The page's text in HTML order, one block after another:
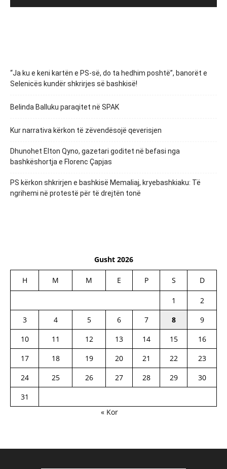
“Ja ku e keni kartën e PS-së, do ta hedhim poshtë”, banorët e
Selenicës kundër shkrirjes së bashkisë!
Belinda Balluku paraqitet në SPAK
Kur narrativa kërkon të zëvendësojë qeverisjen
Dhunohet Elton Qyno, gazetari goditet në befasi nga
bashkëshortja e Florenc Çapjas
PS kërkon shkrirjen e bashkisë Memaliaj, kryebashkiaku: Të
ngrihemi në protestë për të drejtën tonë
Gusht 2026
H M M E P S D
1
2
3
4 5 6 7 8
9
10
11 12 13 14 15
16
17
18 19 20 21 22
23
24
25 26 27 28 29
30
31
« Kor